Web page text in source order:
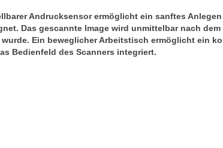
Andrucksensor ermöglicht ein sanftes Anlegen
Das gescannte Image wird unmittelbar nach
Ein beweglicher Arbeitstisch ermöglicht ein
Bedienfeld des Scanners integriert.